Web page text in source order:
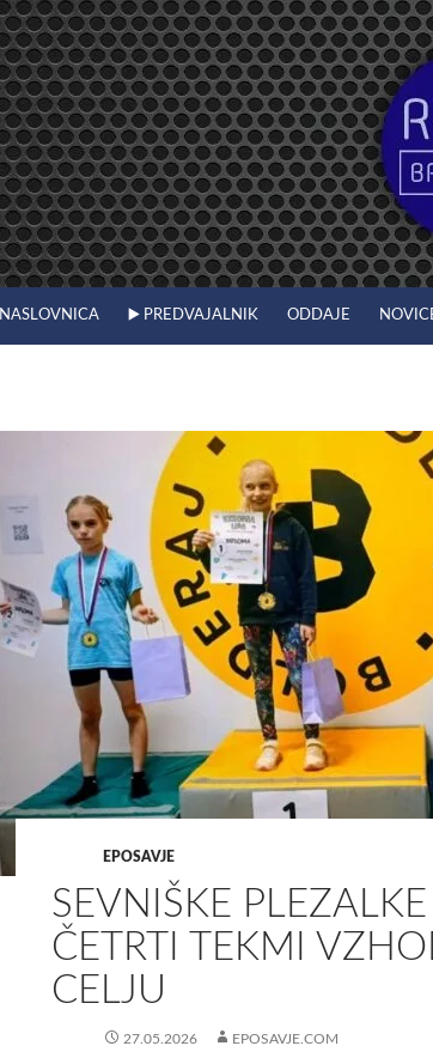
NASLOVNICA ▶️ PREDVAJALNIK ODDAJE
EPOSAVJE
SEVNIŠKE
ČETRTI TEKMI
CELJU
27.05.2026 EPOSAVJE.COM